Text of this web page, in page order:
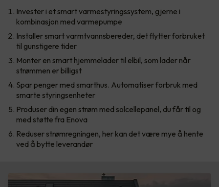
Invester i et smart varmestyringssystem, gjerne i
kombinasjon med varmepumpe
Installer smart varmtvannsbereder, det flytter forbruket
til gunstigere tider
Monter en smart hjemmelader til elbil, som lader når
strømmen er billigst
Spar penger med smarthus. Automatiser forbruk med
smarte styringsenheter
Produser din egen strøm med solcellepanel, du får til og
med støtte fra Enova
Reduser strømregningen, her kan det være mye å hente
ved å bytte leverandør